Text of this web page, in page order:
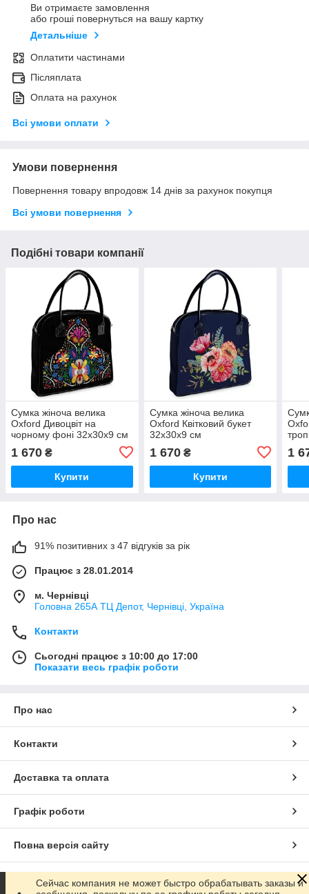
Ви отримаєте замовлення
або гроші повернуться на вашу картку
Детальніше
Оплатити частинами
Післяплата
Оплата на рахунок
Всі умови оплати
Умови повернення
Повернення товару впродовж 14 днів за рахунок покупця
Всі умови повернення
Подібні товари компанії
Сумка жіноча велика
Oxford Дивоцвіт на
чорному фоні 32x30x9 см
1 670 ₴
Купити
Сумка жіноча велика
Oxford Квітковий букет
32x30x9 см
1 670₴
Купити
1
Про нас
91% позитивних з 47 відгуків за рік
Працює з 28.01.2014
м. Чернівці
Головна 265А ТЦ Депот, Чернівці, Україна
Контакти
Сьогодні працює з 10:00 до 17:00
Показати весь графік роботи
Про нас
Контакти
Доставка та оплата
Графік роботи
Повна версія сайту
Сайт створено на маркетплейсі Prom.ua
Сейчас компания не может быстро обрабатывать заказы и